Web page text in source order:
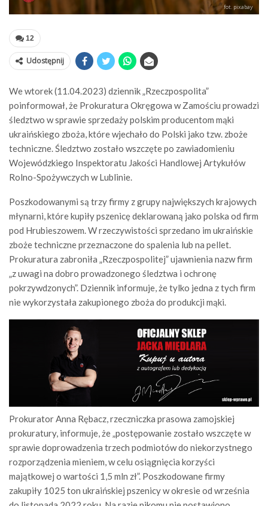
fot. pixabay
12
Udostępnij
We wtorek (11.04.2023) dziennik „Rzeczpospolita”
poinformował, że Prokuratura Okręgowa w Zamościu prowadzi
śledztwo w sprawie sprzedaży polskim producentom mąki
ukraińskiego zboża, które wjechało do Polski jako tzw. zboże
techniczne. Śledztwo zostało wszczęte po zawiadomieniu
Wojewódzkiego Inspektoratu Jakości Handlowej Artykułów
Rolno-Spożywczych w Lublinie.
Poszkodowanymi są trzy firmy z grupy największych krajowych
młynarni, które kupiły pszenicę deklarowaną jako polska od firm
pod Hrubieszowem. W rzeczywistości sprzedano im ukraińskie
zboże techniczne przeznaczone do spalenia lub na pellet.
Prokuratura zabroniła „Rzeczpospolitej” ujawnienia nazw firm
„z uwagi na dobro prowadzonego śledztwa i ochronę
pokrzywdzonych”. Dziennik informuje, że tylko jedna z tych firm
nie wykorzystała zakupionego zboża do produkcji mąki.
Prokurator Anna Rębacz, rzeczniczka prasowa zamojskiej
prokuratury, informuje, że „postępowanie zostało wszczęte w
sprawie doprowadzenia trzech podmiotów do niekorzystnego
rozporządzenia mieniem, w celu osiągnięcia korzyści
majątkowej o wartości 1,5 mln zł”. Poszkodowane firmy
zakupiły 1025 ton ukraińskiej pszenicy w okresie od września